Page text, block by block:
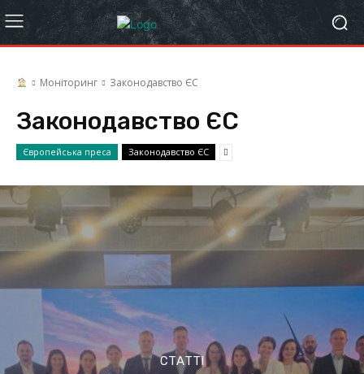
Моніторинг Законодавство ЄС
Законодавство ЄС
Європейська преса Законодавство ЄС
СТАТТІ